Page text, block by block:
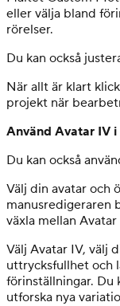
eller välja bland
rörelser.
Du kan också
När allt är klart
projekt när
Använd Avatar IV
Du kan också
Välj din avatar och
manusredigeraren
växla mellan
Välj Avatar IV, välj
uttrycksfullhet och
förinställningar. Du
utforska nya